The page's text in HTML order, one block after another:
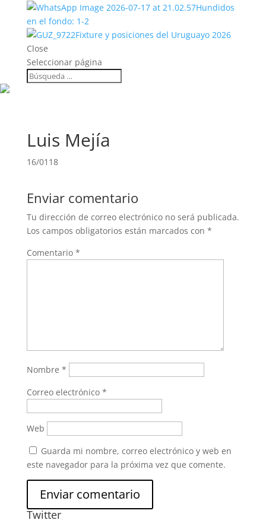
Hundidos
en el fondo: 1-2
Fixture y posiciones del Uruguayo 2026
Close
Seleccionar página
Luis Mejía
16/0118
Enviar comentario
Tu dirección de correo electrónico no será publicada.
Los campos obligatorios están marcados con *
Comentario *
Nombre *
Correo electrónico *
Web
Guarda mi nombre, correo electrónico y web en
este navegador para la próxima vez que comente.
Twitter